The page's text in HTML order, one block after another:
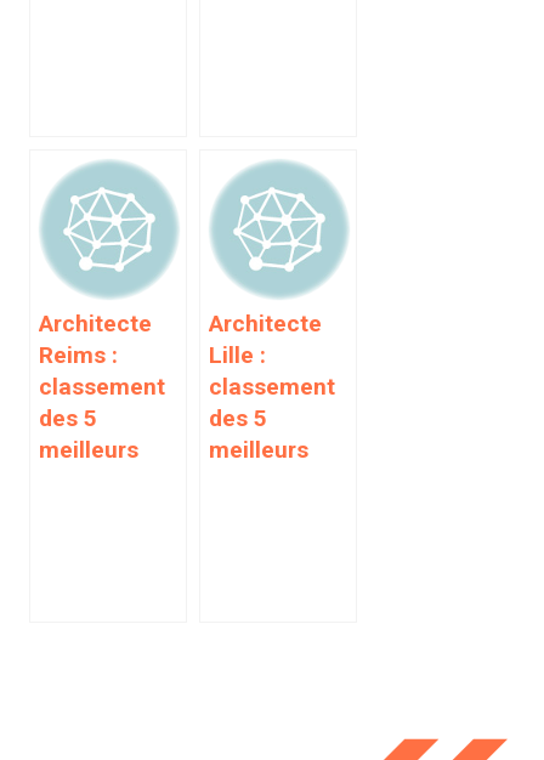
Architecte
Reims :
classement
des 5
meilleurs
Architecte
Lille :
classement
des 5
meilleurs